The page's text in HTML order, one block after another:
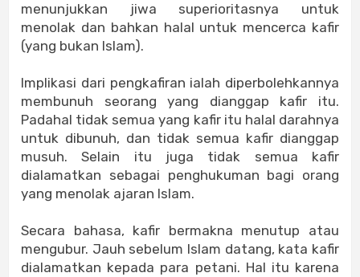
menunjukkan jiwa superioritasnya untuk
menolak dan bahkan halal untuk mencerca kafir
(yang bukan Islam).
Implikasi dari pengkafiran ialah diperbolehkannya
membunuh seorang yang dianggap kafir itu.
Padahal tidak semua yang kafir itu halal darahnya
untuk dibunuh, dan tidak semua kafir dianggap
musuh. Selain itu juga tidak semua kafir
dialamatkan sebagai penghukuman bagi orang
yang menolak ajaran Islam.
Secara bahasa, kafir bermakna menutup atau
mengubur. Jauh sebelum Islam datang, kata kafir
dialamatkan kepada para petani. Hal itu karena